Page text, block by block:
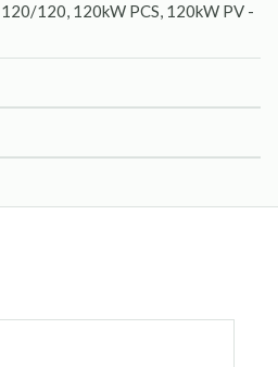
120, 120kW PCS, 120kW PV -